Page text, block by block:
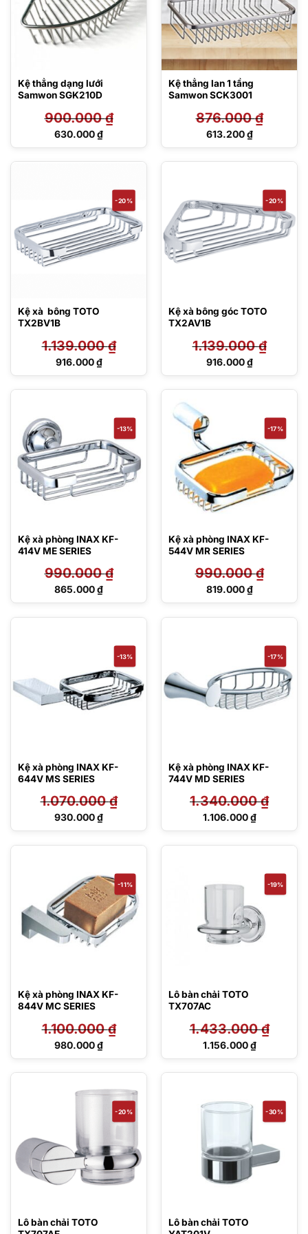
Kệ thẳng dạng lưới
Samwon SGK210D
900.000₫
Giá
630.000₫
Giá
630.000 ₫.
Kệ thẳng lan 1 tầng
Samwon SCK3001
876.000₫
Giá
613.200₫
Giá
613.200 ₫.
-20%
Kệ xà bông TOTO
TX2BV1B
1.139.000₫
Giá
1.139.000 ₫.
916.000₫
Giá
916.000 ₫.
-20%
Kệ xà bông góc TOTO
TX2AV1B
1.139.000₫
Giá
1.139.000 ₫.
916.000₫
Giá
916.000 ₫.
-13%
Kệ xà phòng INAX KF-
414V ME SERIES
990.000₫
Giá
990.000 ₫.
865.000₫
Giá
865.000 ₫.
-17%
Kệ xà phòng INAX KF-
544V MR SERIES
990.000₫
Giá
990.000 ₫.
819.000₫
Giá
819.000 ₫.
-13%
Kệ xà phòng INAX KF-
644V MS SERIES
1.070.000₫
Giá
1.070.000 ₫.
930.000₫
Giá
930.000 ₫.
-17%
Kệ xà phòng INAX KF-
744V MD SERIES
1.340.000₫
Giá
1.340.000 ₫.
1.106.000₫
Giá
1.106.000 ₫.
-11%
Kệ xà phòng INAX KF-
844V MC SERIES
1.100.000₫
Giá
980.000₫
Giá
là:
980.000 ₫.
-19%
Lô bàn chải TOTO
TX707AC
1.433.000₫
Giá
1.156.000₫
Giá
1.156.000 ₫.
-20%
Lô bàn chải TOTO
-30%
Lô bàn chải TOTO